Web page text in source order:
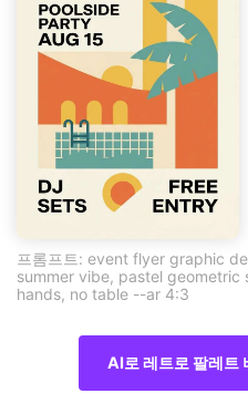
프롬프트: event flyer graphic
summer vibe, pastel
hands, no table --ar 4:3
AI로 레트로 팔레트